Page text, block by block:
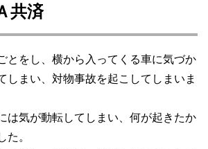
共済
とをし、横から入ってくる車に気づか
しまい、対物事故を起こしてしまいま
は気が動転してしまい、何が起きたか
た。